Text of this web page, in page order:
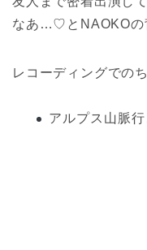
なあ…♡とNAOKOの
レコーディングでの
アルプス山脈